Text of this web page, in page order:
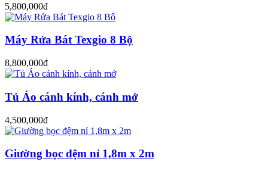
5,800,000đ
Máy Rửa Bát Texgio 8 Bộ
8,800,000đ
Tủ Áo cánh kính, cánh mở
4,500,000đ
Giường bọc đệm nỉ 1,8m x 2m